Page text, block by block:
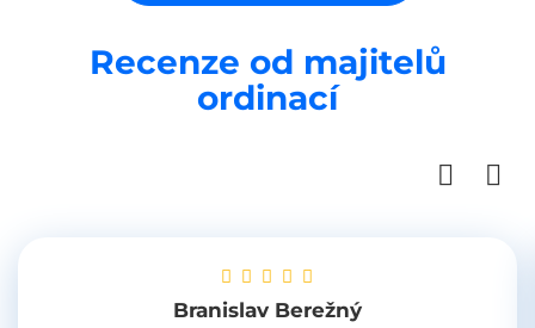
Recenze od majitelů
ordinací
Branislav Berežný